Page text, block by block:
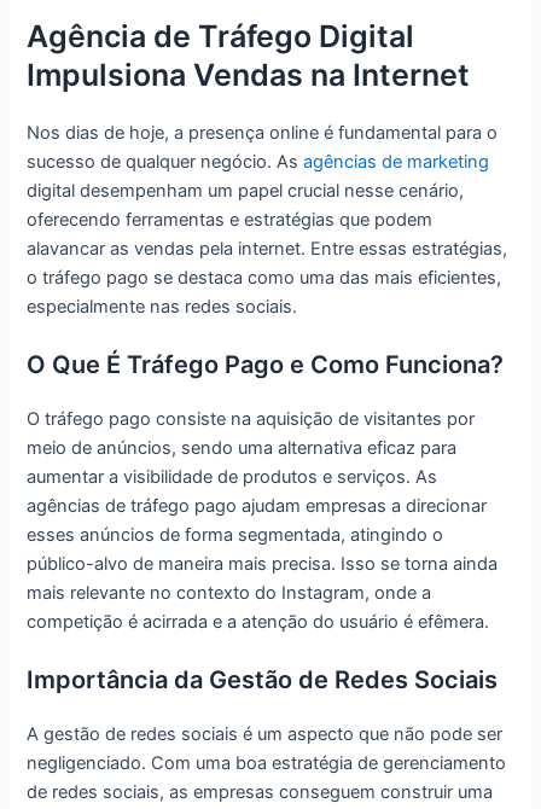
Agência de Tráfego Digital
Impulsiona Vendas na Internet
Nos dias de hoje, a presença online é fundamental para o
sucesso de qualquer negócio. Asagências de marketing
digital desempenham um papel crucial nesse cenário,
oferecendo ferramentas e estratégias que podem
alavancar as vendas pela internet. Entre essas estratégias,
o tráfego pago se destaca como uma das mais eficientes,
especialmente nas redes sociais.
O Que É Tráfego Pago e Como Funciona?
O tráfego pago consiste na aquisição de visitantes por
meio de anúncios, sendo uma alternativa eficaz para
aumentar a visibilidade de produtos e serviços. As
agências de tráfego pago ajudam empresas a direcionar
esses anúncios de forma segmentada, atingindo o
público-alvo de maneira mais precisa. Isso se torna ainda
mais relevante no contexto do Instagram, onde a
competição é acirrada e a atenção do usuário é efêmera.
Importância da Gestão de Redes Sociais
A gestão de redes sociais é um aspecto que não pode ser
negligenciado. Com uma boa estratégia de gerenciamento
de redes sociais, as empresas conseguem construir uma